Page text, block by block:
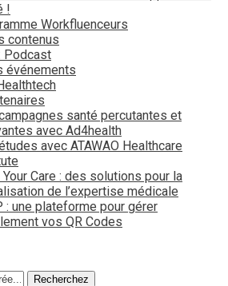
!
Workfluenceurs
contenus
Podcast
événements
santé percutantes et
avec Ad4health
avec ATAWAO Healthcare
Your Care : des solutions pour la
de l’expertise médicale
: une plateforme pour gérer
vos QR Codes
Recherchez